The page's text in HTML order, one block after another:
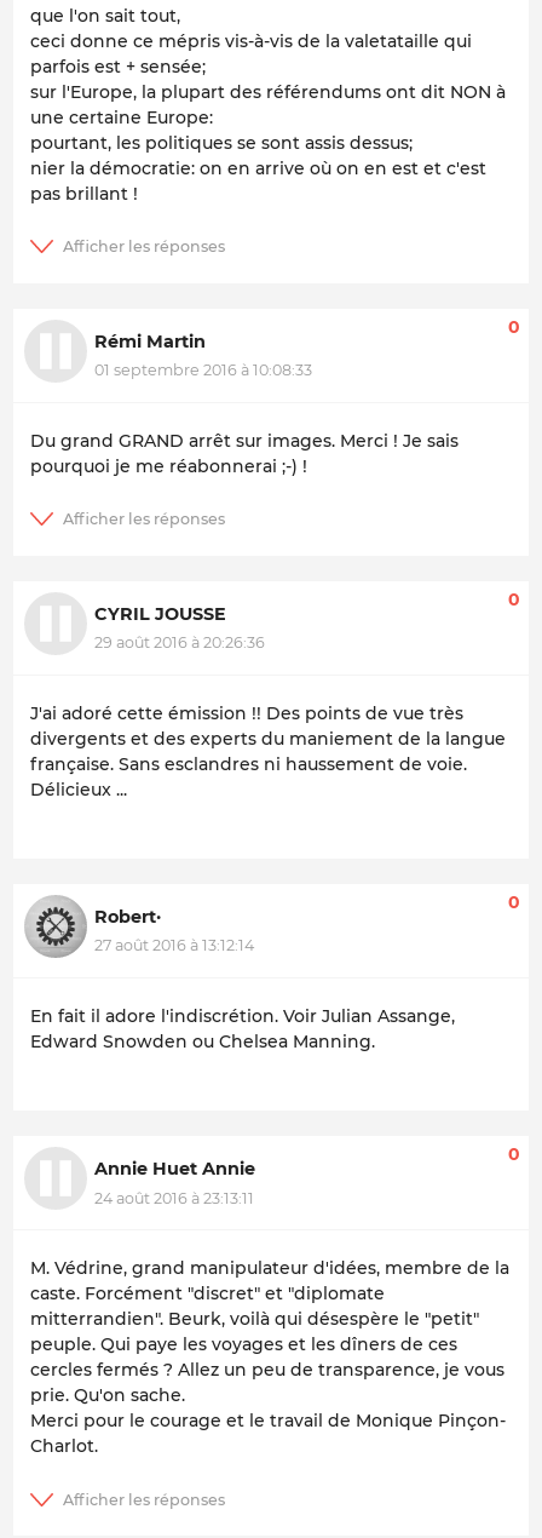
que l'on sait tout,
ceci donne ce mépris vis-à-vis de la valetataille qui
parfois est + sensée;
sur l'Europe, la plupart des référendums ont dit NON à
une certaine Europe:
pourtant, les politiques se sont assis dessus;
nier la démocratie: on en arrive où on en est et c'est
pas brillant !
Rémi Martin
01 septembre 2016 à 10:08:33
0
Du grand GRAND arrêt sur images. Merci ! Je sais
pourquoi je me réabonnerai ;-) !
CYRIL JOUSSE
29 août 2016 à 20:26:36
0
J'ai adoré cette émission !! Des points de vue très
divergents et des experts du maniement de la langue
française. Sans esclandres ni haussement de voie.
Délicieux ...
Robert·
27 août 2016 à 13:12:14
0
En fait il adore l'indiscrétion. Voir Julian Assange,
Edward Snowden ou Chelsea Manning.
Annie Huet Annie
24 août 2016 à 23:13:11
0
M. Védrine, grand manipulateur d'idées, membre de la
caste. Forcément "discret" et "diplomate
mitterrandien". Beurk, voilà qui désespère le "petit"
peuple. Qui paye les voyages et les dîners de ces
cercles fermés ? Allez un peu de transparence, je vous
prie. Qu'on sache.
Merci pour le courage et le travail de Monique Pinçon-
Charlot.